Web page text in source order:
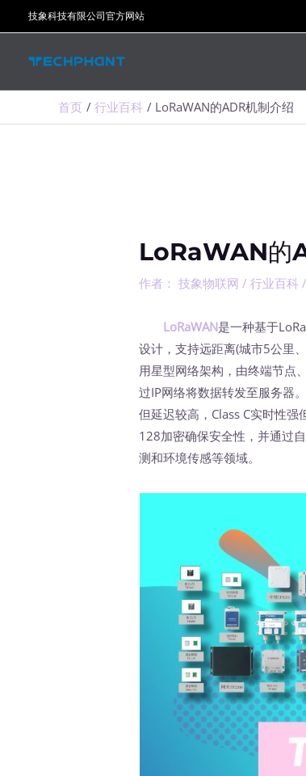
至
技象科技有限公司官方网站
首页 行业百科 LoRaWAN的ADR机制介绍
LoRaWAN的
作者： 技象物联网/行业百科 /
LoRaWAN是一种基于
设计，支持远距离(城市5公里
用星型网络架构，由终端节点
过IP网络将数据转发至服务器
但延迟较高，Class C实时性强
128加密确保安全性，并通过
测和环境传感等领域。